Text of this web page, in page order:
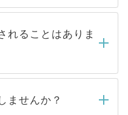
内にはご連絡をせて
ばらくお待ちくださ
り扱っている求人の
トからご覧いただ
です。非公開求人は
一般には公開してい
人気のある医療機
れることはありま
ことは一切ありませ
から内定をいただい
ませんか？